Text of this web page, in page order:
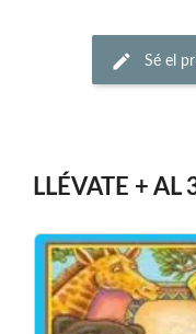
Sé el
LLÉVATE + AL